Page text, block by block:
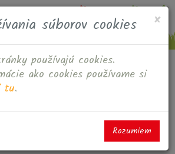
MŠ MILOŠOVÁ
rok 2023/2024
×
súborov cookies
používajú cookies.
ako cookies používame si
tu.
Rozumiem